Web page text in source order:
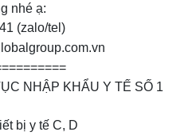
nhé ạ:
(zalo/tel)
NHẬP KHẨU Y TẾ SỐ 1
bị y tế C, D